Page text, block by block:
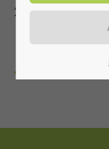
29 43 . 976 58 10